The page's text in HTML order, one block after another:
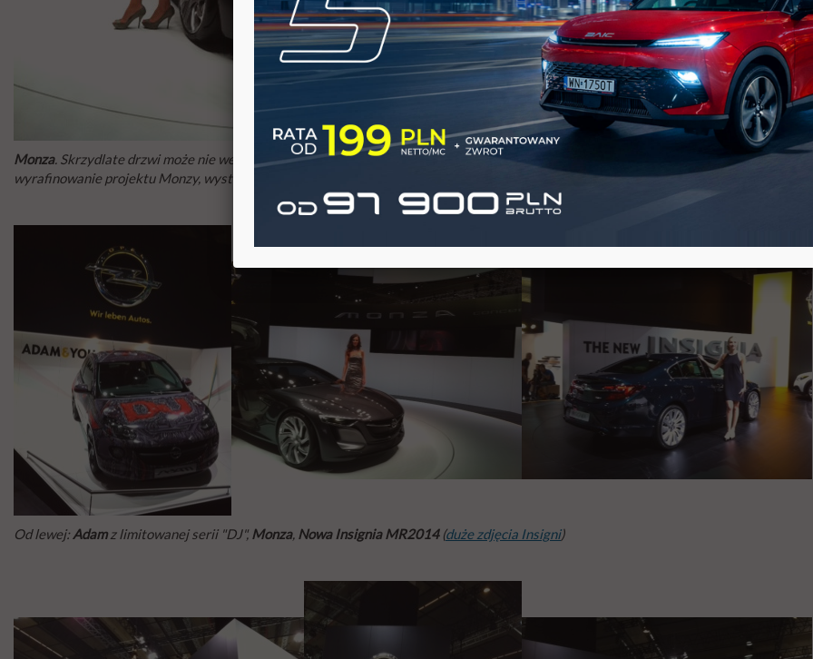
Monza. Skrzydlate drzwi może nie wejdą do produkcji seryjnej, ale design przodu wydaje się udany. Hostessa, jej szpilki, mają
wyrafinowanie projektu Monzy, wystarczy spojrzeć na filigranowy chromowany pasek na atrapie...
Od lewej:Adamz limitowanej serii "DJ", Monza, Nowa Insignia MR2014(duże zdjęcia Insigni)